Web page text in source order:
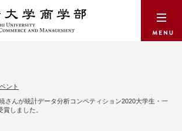
ント
さんが統計データ分析コンペティション2020大学生・一
しました。